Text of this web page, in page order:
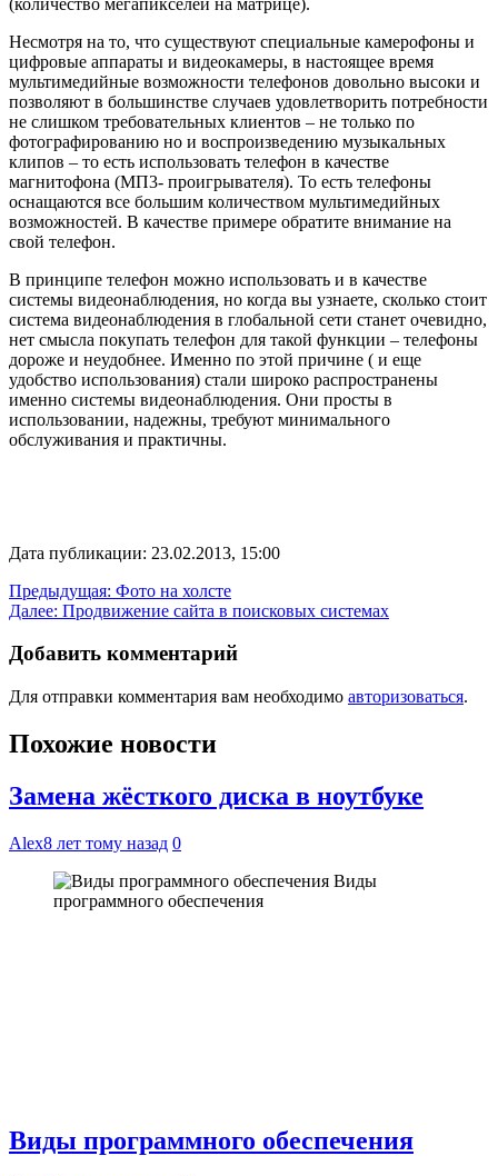
Несмотря на то, что существуют специальные камерофоны и
цифровые аппараты и видеокамеры, в настоящее время
мультимедийные возможности телефонов довольно высоки и
позволяют в большинстве случаев удовлетворить потребности
не слишком требовательных клиентов – не только по
фотографированию но и воспроизведению музыкальных
клипов – то есть использовать телефон в качестве
магнитофона (МП3- проигрывателя). То есть телефоны
оснащаются все большим количеством мультимедийных
возможностей. В качестве примере обратите внимание на
свой телефон.
В принципе телефон можно использовать и в качестве
системы видеонаблюдения, но когда вы узнаете, сколько стоит
система видеонаблюдения в глобальной сети станет очевидно,
нет смысла покупать телефон для такой функции – телефоны
дороже и неудобнее. Именно по этой причине ( и еще
удобство использования) стали широко распространены
именно системы видеонаблюдения. Они просты в
использовании, надежны, требуют минимального
обслуживания и практичны.
Дата публикации: 23.02.2013, 15:00
Навигация
по
записям
Предыдущая: Фото на холсте
Далее: Продвижение сайта в поисковых системах
Добавить комментарий
Для отправки комментария вам необходимо авторизоваться.
Похожие новости
Замена жёсткого диска в ноутбуке
Alex8 лет тому назад 0
Виды
программного обеспечения
Виды программного обеспечения